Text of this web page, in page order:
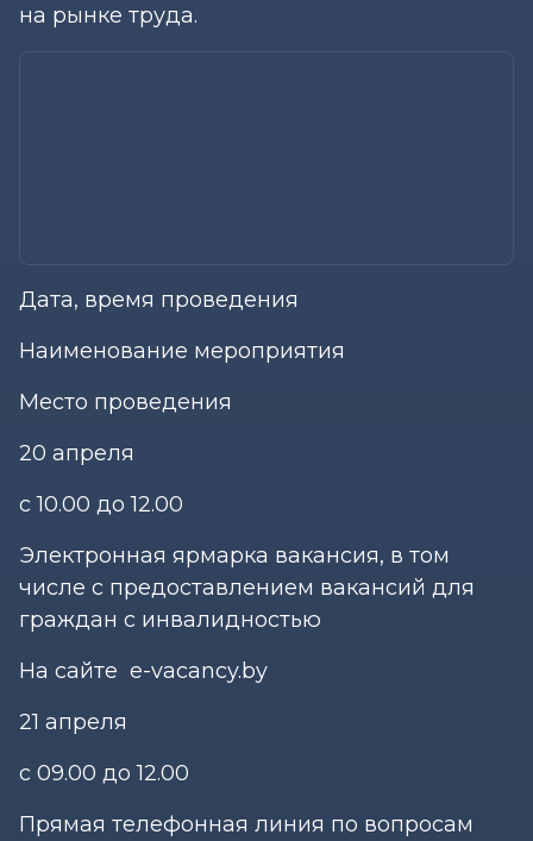
на рынке труда.
Дата, время проведения
Наименование мероприятия
Место проведения
20 апреля
с 10.00 до 12.00
Электронная ярмарка вакансия, в том
числе с предоставлением вакансий для
граждан с инвалидностью
На сайте e-vacancy.by
21 апреля
с 09.00 до 12.00
Прямая телефонная линия по вопросам